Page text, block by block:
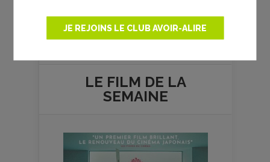
JE REJOINS LE CLUB AVOIR-ALIRE
Plus de films
LE FILM DE LA
SEMAINE